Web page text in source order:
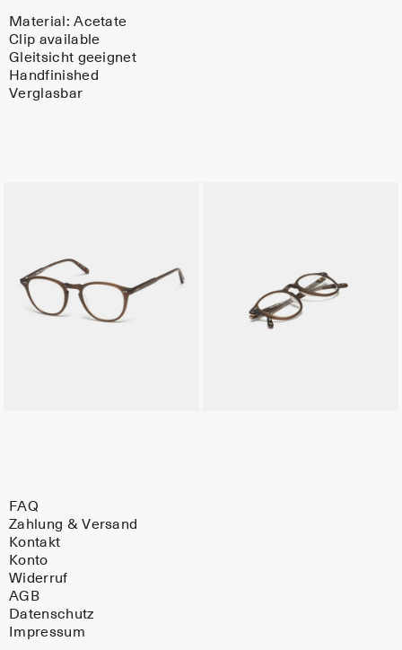
Material:Acetate
Clip available
Gleitsicht geeignet
Handfinished
Verglasbar
FAQ
Zahlung & Versand
Kontakt
Konto
Widerruf
AGB
Datenschutz
Impressum